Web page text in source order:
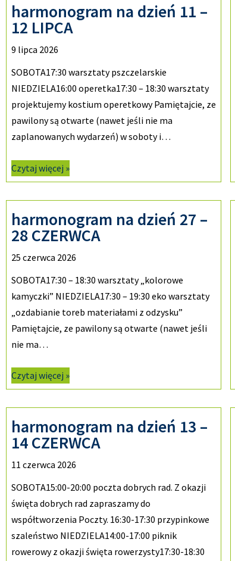
harmonogram na dzień 11 –
12 LIPCA
9 lipca 2026
SOBOTA17:30 warsztaty pszczelarskie
NIEDZIELA16:00 operetka17:30 – 18:30 warsztaty
projektujemy kostium operetkowy Pamiętajcie, ze
pawilony są otwarte (nawet jeśli nie ma
zaplanowanych wydarzeń) w soboty i…
Czytaj więcej »
harmonogram na dzień 27 –
28 CZERWCA
25 czerwca 2026
SOBOTA17:30 – 18:30 warsztaty „kolorowe
kamyczki” NIEDZIELA17:30 – 19:30 eko warsztaty
„ozdabianie toreb materiałami z odzysku”
Pamiętajcie, ze pawilony są otwarte (nawet jeśli
nie ma…
Czytaj więcej »
harmonogram na dzień 13 –
14 CZERWCA
11 czerwca 2026
SOBOTA15:00-20:00 poczta dobrych rad. Z okazji
święta dobrych rad zapraszamy do
współtworzenia Poczty. 16:30-17:30 przypinkowe
szaleństwo NIEDZIELA14:00-17:00 piknik
rowerowy z okazji święta rowerzysty17:30-18:30